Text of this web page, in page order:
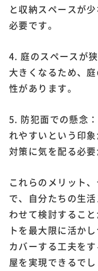
と収納スペースが
必要です。
4. 庭のスペースが
大きくなるため、
性があります。
5. 防犯面での懸念
れやすいという印
対策に気を配る必要
これらのメリット
で、自分たちの生
わせて検討するこ
トを最大限に活か
カバーする工夫を
屋を実現できるでし